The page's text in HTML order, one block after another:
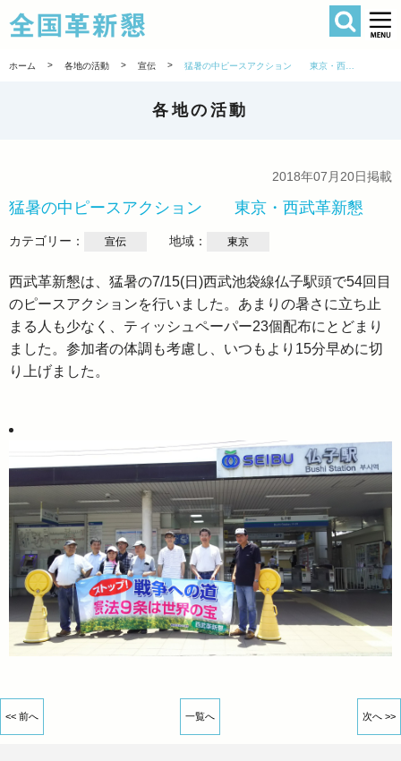
全国革新懇
検索
ホーム > 各地の活動 > 宣伝 >
各地の活動
2018年07月20日掲載
猛暑の中ピースアクション 東京・西武革新懇
カテゴリー： 宣伝 地域： 東京
西武革新懇は、猛暑の7/15(日)西武池袋線仏子駅頭で54回目
のピースアクションを行いました。あまりの暑さに立ち止
まる人も少なく、ティッシュペーパー23個配布にとどまり
ました。参加者の体調も考慮し、いつもより15分早めに切
り上げました。
<< 前へ 一覧へ 次へ >>